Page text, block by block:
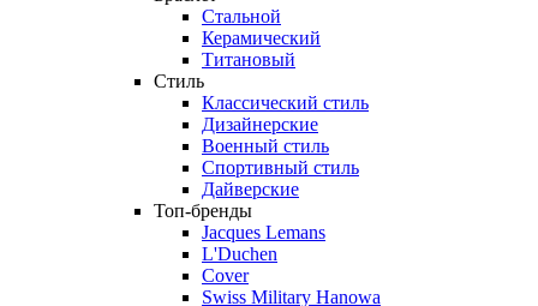
Стальной
Керамический
Титановый
Стиль
Классический стиль
Дизайнерские
Военный стиль
Спортивный стиль
Дайверские
Топ-бренды
Jacques Lemans
L'Duchen
Cover
Swiss Military Hanowa